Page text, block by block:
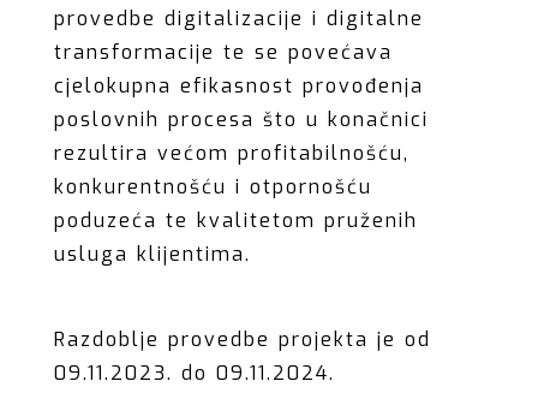
provedbe digitalizacije i digitalne
transformacije te se povećava
cjelokupna efikasnost provođenja
poslovnih procesa što u konačnici
rezultira većom profitabilnošću,
konkurentnošću i otpornošću
poduzeća te kvalitetom pruženih
usluga klijentima.
Razdoblje provedbe projekta je od
09.11.2023. do 09.11.2024.